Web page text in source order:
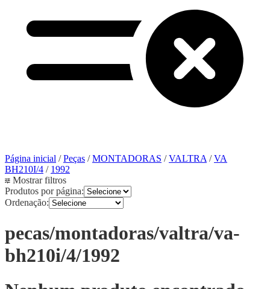
Página inicial /Peças /MONTADORAS /VALTRA/VA
BH210I/4 / 1992
Mostrar filtros
Produtos por página:
Ordenação:
pecas/montadoras/valtra/va-
bh210i/4/1992